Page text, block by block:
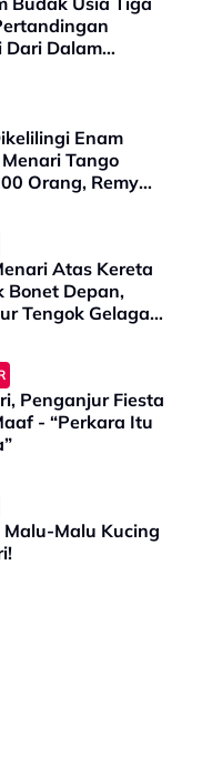
Dari Dalam
Diajak…”
Enam
Tango
Orang, Remy
Sebenar
Scene
Atas Kereta
Bonet Depan,
Tengok Gelagat
Ketua,
Penganjur Fiesta
- “Perkara Itu
Malu Kucing